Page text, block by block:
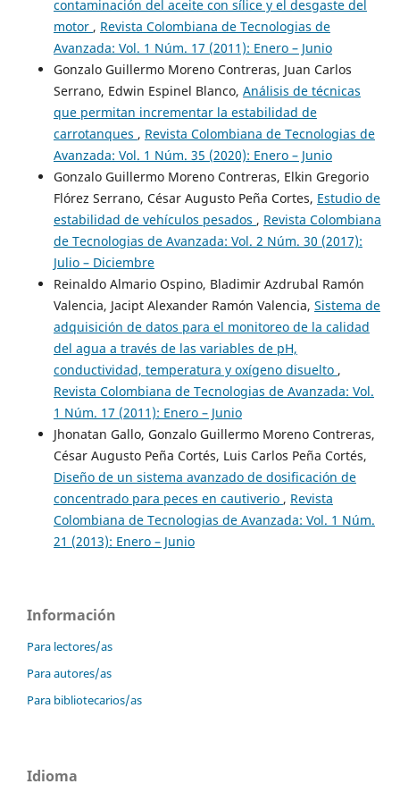
contaminación del aceite con sílice y el desgaste del
motor , Revista Colombiana de Tecnologias de
Avanzada: Vol. 1 Núm. 17 (2011): Enero – Junio
Gonzalo Guillermo Moreno Contreras, Juan Carlos
Serrano, Edwin Espinel Blanco, Análisis de técnicas
que permitan incrementar la estabilidad de
carrotanques , Revista Colombiana de Tecnologias de
Avanzada: Vol. 1 Núm. 35 (2020): Enero – Junio
Gonzalo Guillermo Moreno Contreras, Elkin Gregorio
Flórez Serrano, César Augusto Peña Cortes, Estudio de
estabilidad de vehículos pesados , Revista Colombiana
de Tecnologias de Avanzada: Vol. 2 Núm. 30 (2017):
Julio – Diciembre
Reinaldo Almario Ospino, Bladimir Azdrubal Ramón
Valencia, Jacipt Alexander Ramón Valencia, Sistema de
adquisición de datos para el monitoreo de la calidad
del agua a través de las variables de pH,
conductividad, temperatura y oxígeno disuelto ,
Revista Colombiana de Tecnologias de Avanzada: Vol.
1 Núm. 17 (2011): Enero – Junio
Jhonatan Gallo, Gonzalo Guillermo Moreno Contreras,
César Augusto Peña Cortés, Luis Carlos Peña Cortés,
Diseño de un sistema avanzado de dosificación de
concentrado para peces en cautiverio , Revista
Colombiana de Tecnologias de Avanzada: Vol. 1 Núm.
21 (2013): Enero – Junio
Información
Para lectores/as
Para autores/as
Para bibliotecarios/as
Idioma